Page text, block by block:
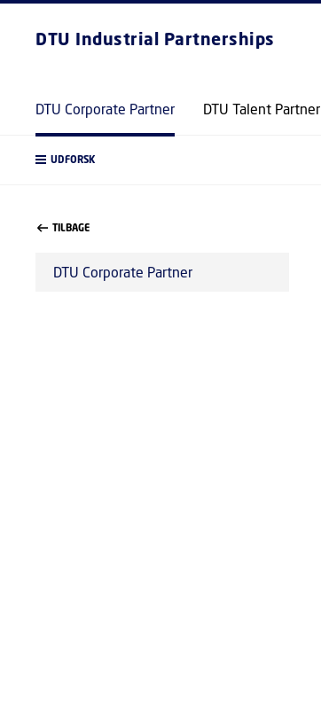
DTU Industrial Partnerships
DTU Corporate Partner DTU Talent Partner
UDFORSK
TILBAGE
DTU Corporate Partner